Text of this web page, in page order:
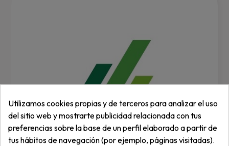
Utilizamos cookies propias y de terceros para analizar el uso
del sitio web y mostrarte publicidad relacionada con tus
preferencias sobre la base de un perfil elaborado a partir de
tus hábitos de navegación (por ejemplo, páginas visitadas).